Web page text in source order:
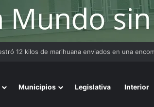
Municipios Legislativa Interior